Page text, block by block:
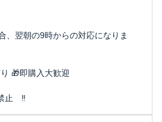
、翌朝の9時からの対応になりま
🎁即購入大歓迎
‼️